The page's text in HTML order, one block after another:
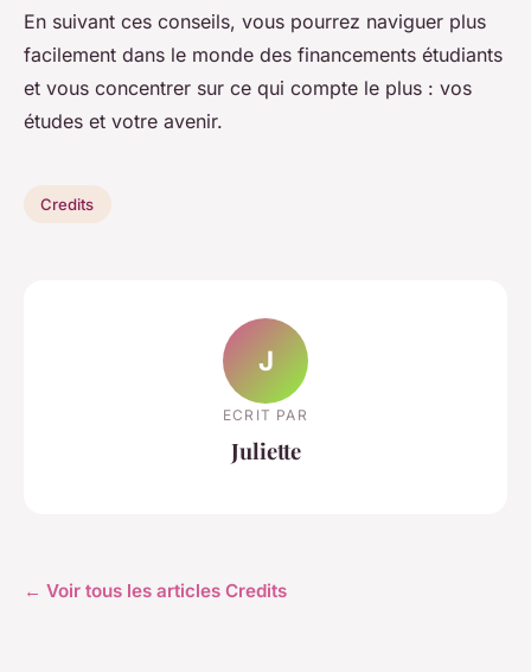
En suivant ces conseils, vous pourrez naviguer plus
facilement dans le monde des financements étudiants
et vous concentrer sur ce qui compte le plus : vos
études et votre avenir.
Credits
J
ECRIT PAR
Juliette
← Voir tous les articles Credits